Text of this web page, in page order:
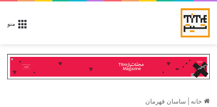
منو
خانه ساسان قهرمان